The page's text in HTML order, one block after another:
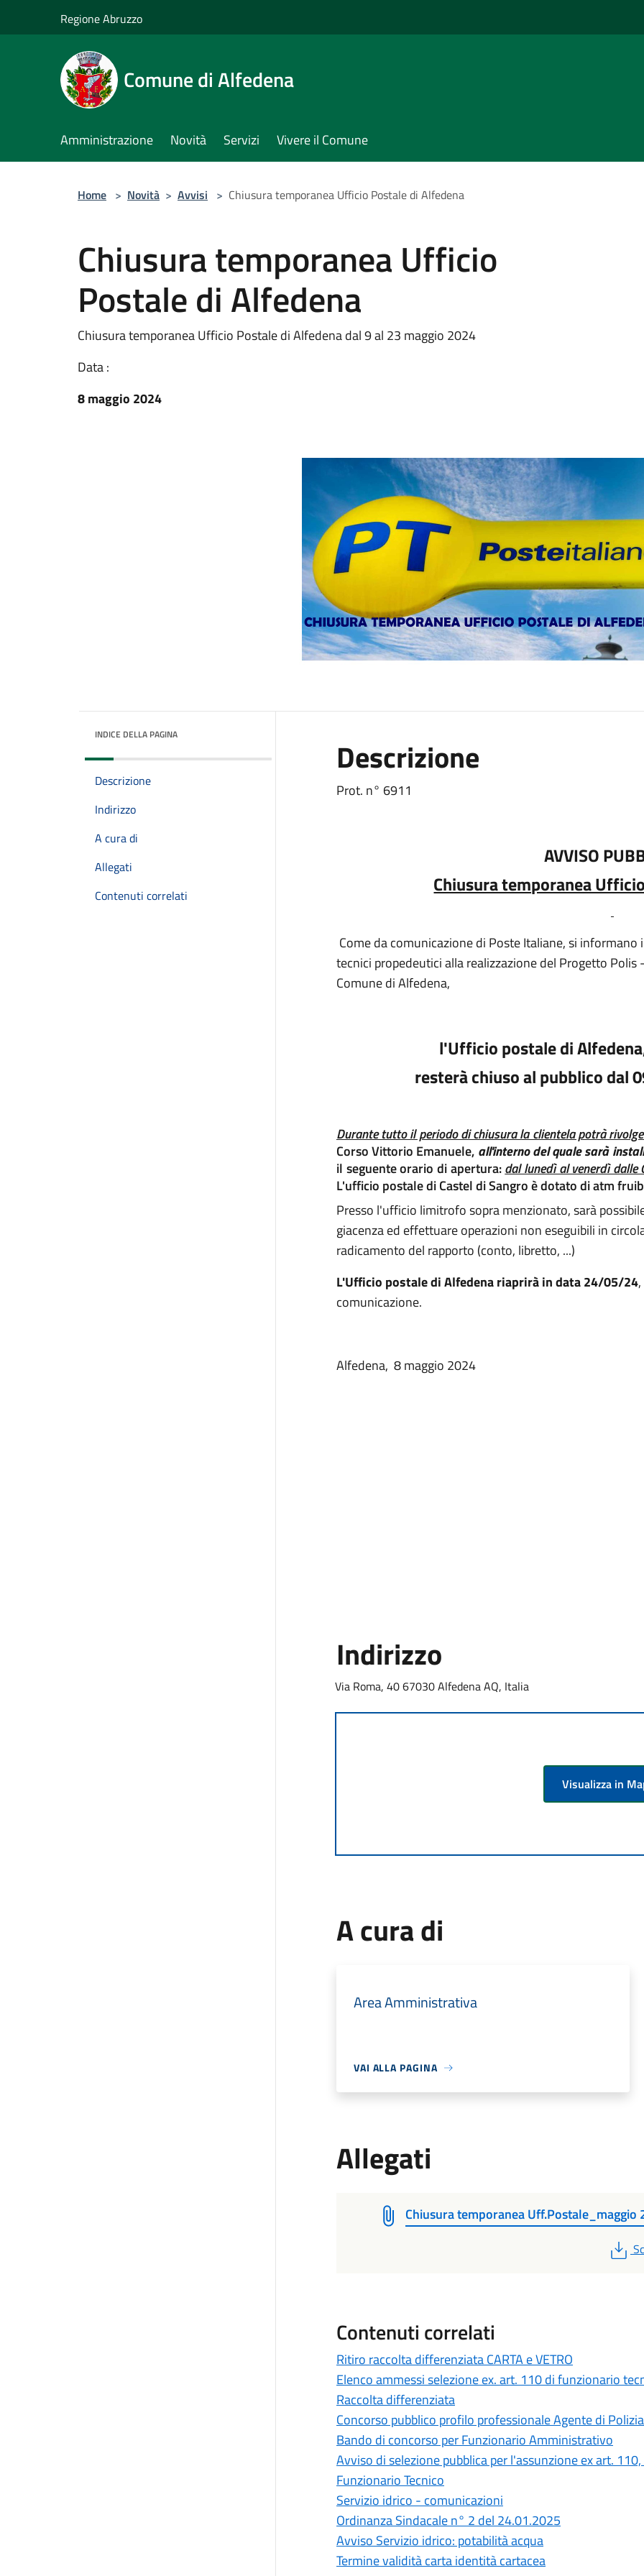
Regione Abruzzo
Comune di Alfedena
Amministrazione Novità Servizi Vivere il Comune
Home > Novità > Avvisi > Chiusura temporanea Ufficio Postale di Alfedena
Chiusura temporanea Ufficio
Postale di Alfedena
Chiusura temporanea Ufficio Postale di Alfedena dal 9 al 23 maggio 2024
Data :
8 maggio 2024
INDICE DELLA PAGINA
Descrizione
Indirizzo
A cura di
Allegati
Contenuti correlati
Descrizione
Prot. n° 6911
AVVISO
Chiusura temporanea
Come da comunicazione di Poste Italiane, si
tecnici propedeutici alla realizzazione del Progetto
Comune di Alfedena,
l'Ufficio postale di Alfedena
resterà chiuso al pubblico
Durante tutto il periodo di chiusura la clientela potrà
Corso Vittorio Emanuele, all'interno del quale sarà
il seguente orario di apertura:dal lunedì al venerdì
L'ufficio postale di Castel di Sangro è dotato di atm
Presso l'ufficio limitrofo sopra menzionato, sarà
giacenza ed effettuare operazioni non eseguibili in
radicamento del rapporto (conto, libretto, ...)
L'Ufficio postale di Alfedena riaprirà in data 24/05/24
comunicazione.
Alfedena, 8 maggio 2024
Indirizzo
Via Roma, 40 67030 Alfedena AQ, Italia
Visualizza in
A cura di
Area Amministrativa
VAI ALLA PAGINA
Allegati
Chiusura temporanea Uff.Postale_maggio
Contenuti correlati
Ritiro raccolta differenziata CARTA e VETRO
Elenco ammessi selezione ex. art. 110 di funzionario
Raccolta differenziata
Concorso pubblico profilo professionale Agente di
Bando di concorso per Funzionario Amministrativo
Avviso di selezione pubblica per l'assunzione ex art.
Funzionario Tecnico
Servizio idrico - comunicazioni
Ordinanza Sindacale n° 2 del 24.01.2025
Avviso Servizio idrico: potabilità acqua
Termine validità carta identità cartacea